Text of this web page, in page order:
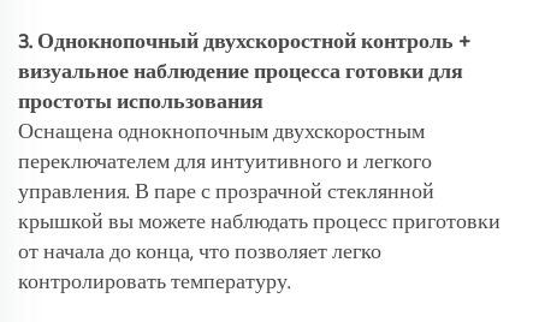
3. Однокнопочный двухскоростной контроль +
визуальное наблюдение процесса готовки для
простоты использования
Оснащена однокнопочным двухскоростным
переключателем для интуитивного и легкого
управления. В паре с прозрачной стеклянной
крышкой вы можете наблюдать процесс приготовки
от начала до конца, что позволяет легко
контролировать температуру.